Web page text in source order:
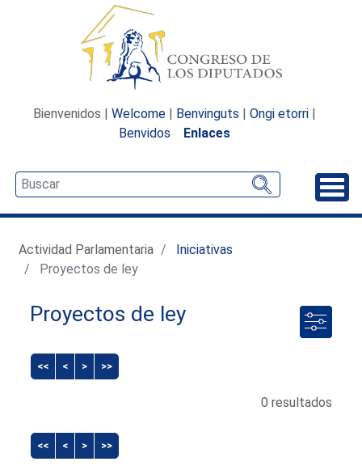
Bienvenidos | Welcome | Benvinguts | Ongi etorri |
Benvidos
Enlaces
Actividad Parlamentaria
Iniciativas
Proyectos de ley
Proyectos de ley
<< < > >>
0 resultados
<< < > >>